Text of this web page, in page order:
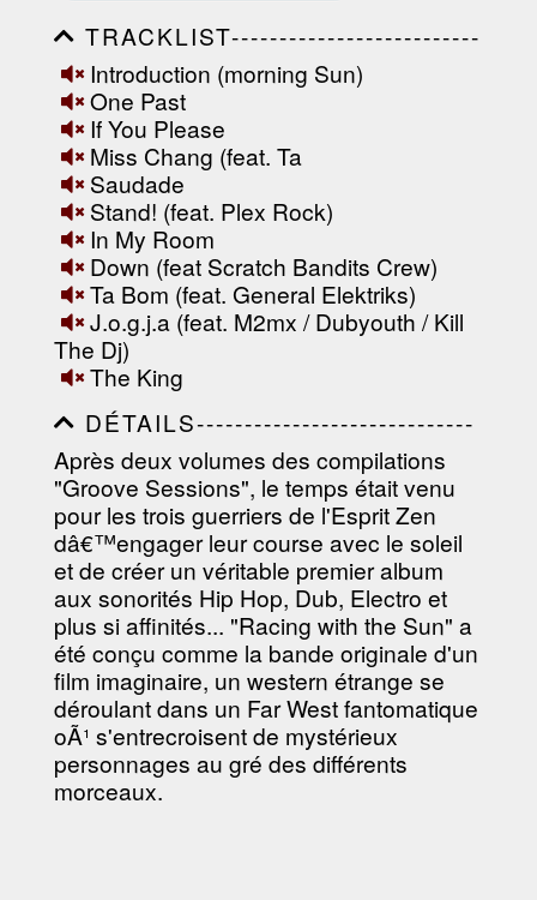
TRACKLIST--------------------------
-----------------------------------------
-----------------------------------------
-----------------------------------------
-----------------------------------------
-------------------
Introduction (morning Sun)
One Past
If You Please
Miss Chang (feat. Ta
Saudade
Stand! (feat. Plex Rock)
In My Room
Down (feat Scratch Bandits Crew)
Ta Bom (feat. General Elektriks)
J.o.g.j.a (feat. M2mx / Dubyouth / Kill
The Dj)
The King
DÉTAILS-----------------------------
-----------------------------------------
-----------------------------------------
-----------------------------------------
-----------------------------------------
----------------
Après deux volumes des compilations
"Groove Sessions", le temps était venu
pour les trois guerriers de l'Esprit Zen
dâ€™engager leur course avec le soleil
et de créer un véritable premier album
aux sonorités Hip Hop, Dub, Electro et
plus si affinités... "Racing with the Sun" a
été conçu comme la bande originale d'un
film imaginaire, un western étrange se
déroulant dans un Far West fantomatique
oÃ¹ s'entrecroisent de mystérieux
personnages au gré des différents
morceaux.